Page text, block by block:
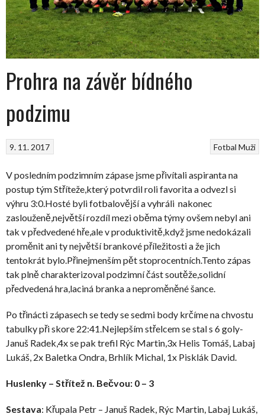
Prohra na závěr bídného
podzimu
Fotbal Muži
9. 11. 2017
V posledním podzimním zápase jsme přivítali aspiranta na
postup tým Stříteže,který potvrdil roli favorita a odvezl si
výhru 3:0.Hosté byli fotbalovější a vyhráli nakonec
zaslouženě,největší rozdíl mezi oběma týmy ovšem nebyl ani
tak v předvedené hře,ale v produktivitě,když jsme nedokázali
proměnit ani ty největší brankové příležitosti a že jich
tentokrát bylo.Přinejmenším pět stoprocentních.Tento zápas
tak plně charakterizoval podzimní část soutěže,solidní
předvedená hra,laciná branka a neproměněné šance.
Po třinácti zápasech se tedy se sedmi body krčíme na chvostu
tabulky při skore 22:41.Nejlepším střelcem se stal s 6 goly-
Januš Radek,4x se pak trefil Rýc Martin,3x Helis Tomáš, Labaj
Lukáš, 2x Baletka Ondra, Brhlík Michal, 1x Pisklák David.
Huslenky – Střítež n. Bečvou: 0 – 3
Sestava: Křupala Petr – Januš Radek, Rýc Martin, Labaj Lukáš,